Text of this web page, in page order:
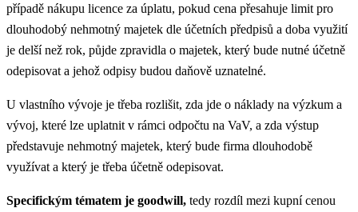
případě nákupu licence za úplatu, pokud cena přesahuje limit pro
dlouhodobý nehmotný majetek dle účetních předpisů a doba využití
je delší než rok, půjde zpravidla o majetek, který bude nutné účetně
odepisovat a jehož odpisy budou daňově uznatelné.
U vlastního vývoje je třeba rozlišit, zda jde o náklady na výzkum a
vývoj, které lze uplatnit v rámci odpočtu na VaV, a zda výstup
představuje nehmotný majetek, který bude firma dlouhodobě
využívat a který je třeba účetně odepisovat.
Specifickým tématem je goodwill, tedy rozdíl mezi kupní cenou